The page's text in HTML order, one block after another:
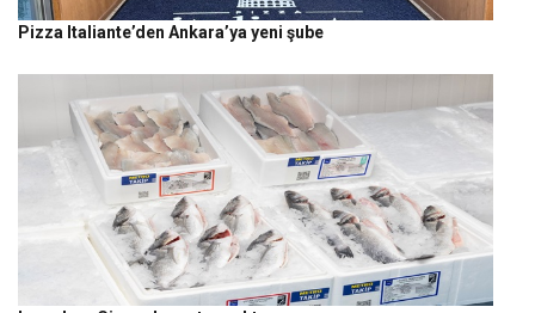
Pizza Italiante’den Ankara’ya yeni şube